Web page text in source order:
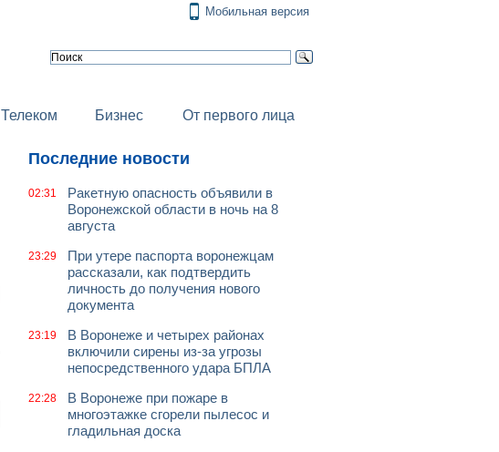
Мобильная версия
Телеком Бизнес От первого лица
Последние новости
02:31
Ракетную опасность объявили в
Воронежской области в ночь на 8
августа
23:29
При утере паспорта воронежцам
рассказали, как подтвердить
личность до получения нового
документа
23:19
В Воронеже и четырех районах
включили сирены из-за угрозы
непосредственного удара БПЛА
22:28
В Воронеже при пожаре в
многоэтажке сгорели пылесос и
гладильная доска